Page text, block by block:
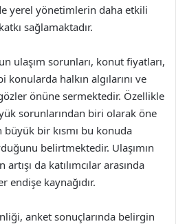
yerel yönetimlerin daha etkili
sağlamaktadır.
ulaşım sorunları, konut fiyatları,
halkın algılarını ve
önüne sermektedir. Özellikle
sorunlarından biri olarak öne
büyük bir kısmı bu konuda
belirtmektedir. Ulaşımın
da katılımcılar arasında
endişe kaynağıdır.
anket sonuçlarında belirgin